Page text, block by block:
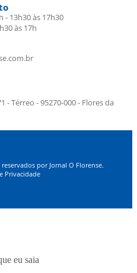
- 13h30 às 17h30
às 17h
- Térreo - 95270-000 - Flores da
por Jornal O Florense.
Privacidade
eu saia